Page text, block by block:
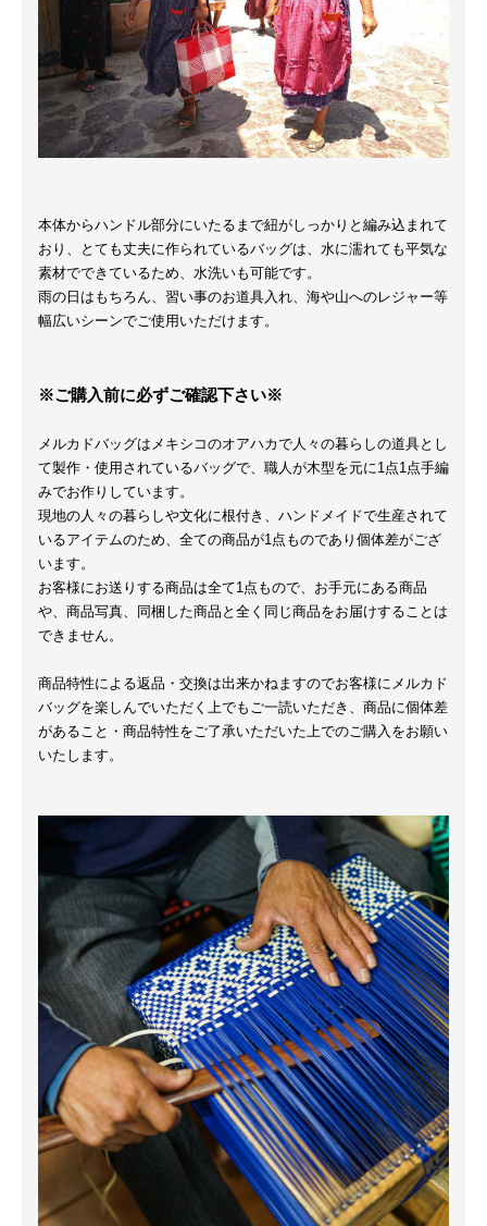
本体からハンドル部分にいたるまで紐がしっかりと編み込まれて
おり、とても丈夫に作られているバッグは、水に濡れても平気な
素材でできているため、水洗いも可能です。
雨の日はもちろん、習い事のお道具入れ、海や山へのレジャー等
幅広いシーンでご使用いただけます。
※ご購入前に必ずご確認下さい※
メルカドバッグはメキシコのオアハカで人々の暮らしの道具とし
て製作・使用されているバッグで、職人が木型を元に1点1点手編
みでお作りしています。
現地の人々の暮らしや文化に根付き、ハンドメイドで生産されて
いるアイテムのため、全ての商品が1点ものであり個体差がござ
います。
お客様にお送りする商品は全て1点もので、お手元にある商品
や、商品写真、同梱した商品と全く同じ商品をお届けすることは
できません。
商品特性による返品・交換は出来かねますのでお客様にメルカド
バッグを楽しんでいただく上でもご一読いただき、商品に個体差
があること・商品特性をご了承いただいた上でのご購入をお願い
いたします。